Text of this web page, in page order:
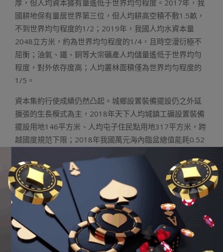
厚，但人均資本據有量遙低于世界均勻程度。2017年，我
國耕地保有量居世界第三位，但人均耕高空積不敷1.5畝，
不到世界均勻程度的1/2；2019年，我國人均水資本量
2048立方米，約為世界均勻程度的1/4，且時空漫衍極不
屈衡；油氣、鐵、銅等大宗礦產人均儲量遙低于世界均勻
程度，對外依存度高；人均叢林面積僅為世界均勻程度的
1/5。
資本集約行使成績仍然凸起。城鄉設置裝備擺設仍之外延
擴張的生長模式為主，2018年天下人均城鎮工礦設置裝備
擺設用地146平方米、人均屯子住民點用地317平方米，跨
越國度規范下限；2018年我國萬元海內臨盆總值能耗0.52
值用水量為45.6立方米，是世界進步前輩程度的2倍。
資本過分開發致使生態體系退步形勢仍然嚴肅。陸地生I88
娛樂城態體系成績比較凸起。上世紀50年月以來，我國濱
海濕高空積消散57%，紅樹林面積淘汰40%，珊瑚礁籠罩
率降低。陸地天然岸線占比明明降低。因情況凈化以及過
分捕撈，渤海等遠海地區大型魚類資本大幅淘金合發娛樂